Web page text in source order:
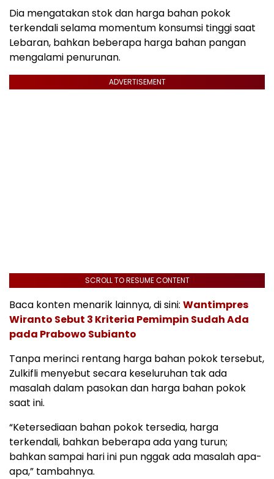
Dia mengatakan stok dan harga bahan pokok
terkendali selama momentum konsumsi tinggi saat
Lebaran, bahkan beberapa harga bahan pangan
mengalami penurunan.
ADVERTISEMENT
SCROLL TO RESUME CONTENT
Baca konten menarik lainnya, di sini: Wantimpres
Wiranto Sebut 3 Kriteria Pemimpin Sudah Ada
pada Prabowo Subianto
Tanpa merinci rentang harga bahan pokok tersebut,
Zulkifli menyebut secara keseluruhan tak ada
masalah dalam pasokan dan harga bahan pokok
saat ini.
“Ketersediaan bahan pokok tersedia, harga
terkendali, bahkan beberapa ada yang turun;
bahkan sampai hari ini pun nggak ada masalah apa-
apa,” tambahnya.